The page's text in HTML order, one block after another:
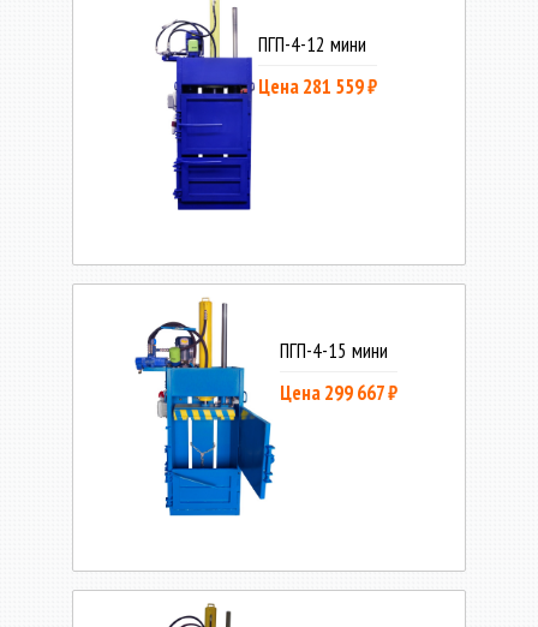
ПГП-4-12 мини
Цена 281 559 ₽
ПГП-4-15 мини
Цена 299 667 ₽